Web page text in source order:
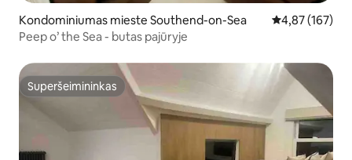
Kondominiumas mieste Southend-on-Sea Vidutinis
4,87 (167)
Peep o’ the Sea - butas pajūryje
Superšeimininkas
Superšeimininkas